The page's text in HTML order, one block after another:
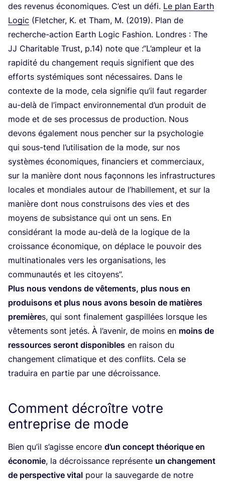
des reve­nus éco­no­miques. C’est un défi. Le plan Earth
Logic (Flet­cher, K. et Tham, M. (2019). Plan de
recherche-action Earth Logic Fashion. Londres : The
JJ Cha­ri­table Trust, p.14) note que :“L’am­pleur et la
rapi­di­té du chan­ge­ment requis signi­fient que des
efforts sys­té­miques sont néces­saires. Dans le
contexte de la mode, cela signi­fie qu’il faut regar­der
au-delà de l’im­pact envi­ron­ne­men­tal d’un pro­duit de
mode et de ses pro­ces­sus de pro­duc­tion. Nous
devons éga­le­ment nous pen­cher sur la psy­cho­lo­gie
qui sous-tend l’u­ti­li­sa­tion de la mode, sur nos
sys­tèmes éco­no­miques, finan­ciers et com­mer­ciaux,
sur la manière dont nous façon­nons les infra­struc­tures
locales et mon­diales autour de l’ha­bille­ment, et sur la
manière dont nous construi­sons des vies et des
moyens de sub­sis­tance qui ont un sens. En
consi­dé­rant la mode au-delà de la logique de la
crois­sance éco­no­mique, on déplace le pou­voir des
mul­ti­na­tio­nales vers les orga­ni­sa­tions, les
com­mu­nau­tés et les citoyens”.
Plus nous ven­dons de vête­ments, plus nous en
pro­dui­sons et plus nous avons besoin de matières
pre­mières, qui sont fina­le­ment gas­pillées lorsque les
vête­ments sont jetés. À l’a­ve­nir, de moins en moins de
res­sources seront dis­po­nibles en rai­son du
chan­ge­ment cli­ma­tique et des conflits. Cela se
tra­dui­ra en par­tie par une décroissance.
Comment décroître votre
entreprise de mode
Bien qu’il s’a­gisse encore d’un concept théo­rique en
éco­no­mie, la décrois­sance repré­sente un chan­ge­ment
de pers­pec­tive vital pour la sau­ve­garde de notre